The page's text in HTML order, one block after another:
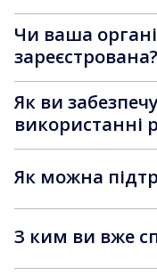
Чи ваша
зареєстрована?
Як ви
використанні
Як можна
З ким ви вже